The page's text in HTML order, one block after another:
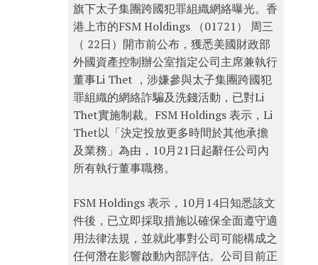
旗下太子集團跨國犯罪組織網絡曝光。香
港上市的FSM Holdings （01721） 周三
（ 22日）開市前公布，獲悉美國財政部
外國資產控制辦公室指定公司主席兼執行
董事Li Thet ，涉嫌參與太子集團跨國犯
罪組織的網絡詐騙及洗錢活動，已對Li
Thet實施制裁。FSM Holdings 表示，Li
Thet以「決定投放更多時間於其他承擔
及業務」為由，10月21日起辭任公司內
所有執行董事職務。
FSM Holdings 表示，10月14日知悉該文
件後，已立即採取措施以確保全面遵守適
用法律法規，並就此事對公司可能構成之
任何潛在影響啟動內部評估。公司目前正